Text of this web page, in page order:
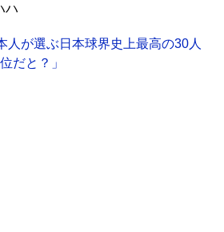
ハ
人が選ぶ日本球界史上最高の30人
だと？」